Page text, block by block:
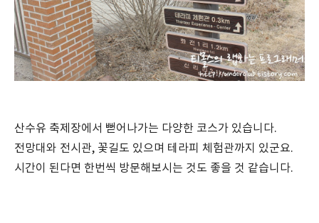
산수유 축제장에서 뻗어나가는 다양한 코스가 있습니다.
전망대와 전시관, 꽃길도 있으며 테라피 체험관까지 있군요.
시간이 된다면 한번씩 방문해보시는 것도 좋을 것 같습니다.